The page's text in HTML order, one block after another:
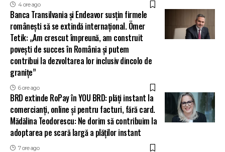
4 ore ago
Banca Transilvania și Endeavor susțin firmele
românești să se extindă internațional. Ömer
Tetik: „Am crescut împreună, am construit
povești de succes în România și putem
contribui la dezvoltarea lor inclusiv dincolo de
granițe”
6 ore ago
BRD extinde RoPay în YOU BRD: plăți instant la
comercianți, online și pentru facturi, fără card.
Mădălina Teodorescu: Ne dorim să contribuim la
adoptarea pe scară largă a plăților instant
7 ore ago